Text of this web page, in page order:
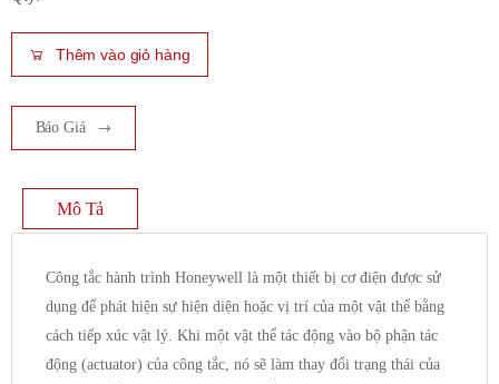
Thêm vào giỏ hàng
Báo Giá
Mô Tả
Công tắc hành trình Honeywell là một thiết bị cơ điện được sử
dụng để phát hiện sự hiện diện hoặc vị trí của một vật thể bằng
cách tiếp xúc vật lý. Khi một vật thể tác động vào bộ phận tác
động (actuator) của công tắc, nó sẽ làm thay đổi trạng thái của